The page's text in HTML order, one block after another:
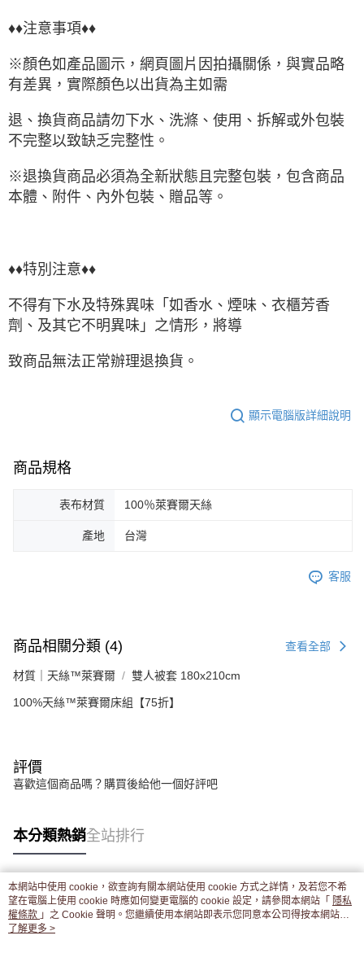
♦♦注意事項♦♦
※顏色如產品圖示，網頁圖片因拍攝關係，與實品略
有差異，實際顏色以出貨為主如需
退、換貨商品請勿下水、洗滌、使用、拆解或外包裝
不完整以致缺乏完整性。
※退換貨商品必須為全新狀態且完整包裝，包含商品
本體、附件、內外包裝、贈品等。
♦♦特別注意♦♦
不得有下水及特殊異味「如香水、煙味、衣櫃芳香
劑、及其它不明異味」之情形，將導
致商品無法正常辦理退換貨。
顯示電腦版詳細說明
商品規格
表布材質 100％萊賽爾天絲
產地 台灣
客服
商品相關分類 (4) 查看全部
材質｜天絲™萊賽爾 雙人被套 180x210cm
100%天絲™萊賽爾床組【75折】
評價
喜歡這個商品嗎？購買後給他一個好評吧
本分類熱銷全站排行
熱門標籤
本網站中使用 cookie，欲查詢有關本網站使用 cookie 方式之詳情，及若您不希
望在電腦上使用 cookie 時應如何變更電腦的 cookie 設定，請參閱本網站「 隱私
權條款 」之 Cookie 聲明。您繼續使用本網站即表示您同意本公司得按本網站使
用條款之 Cookie 聲明使用 cookie。
了解更多 >